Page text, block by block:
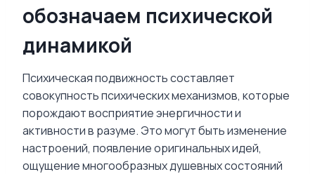
обозначаем психической
динамикой
Психическая подвижность составляет
совокупность психических механизмов, которые
порождают восприятие энергичности и
активности в разуме. Это могут быть изменение
настроений, появление оригинальных идей,
ощущение многообразных душевных состояний